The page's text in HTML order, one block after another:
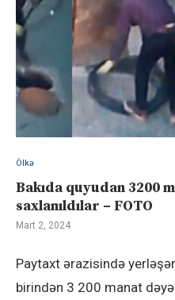
Ölkə
Bakıda quyudan 3200
saxlanıldılar – FOTO
Mart 2, 2024
Paytaxt ərazisində
birindən 3 200 manat